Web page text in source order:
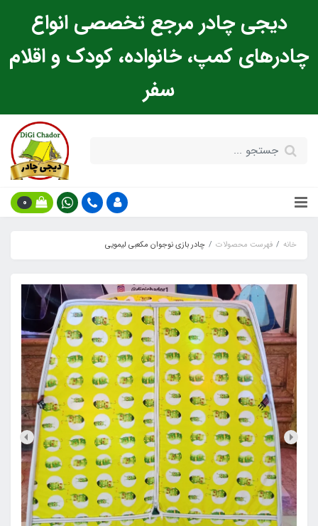
دیجی چادر مرجع تخصصی انواع
چادرهای کمپ، خانواده، کودک و اقلام
سفر
0
خانه فهرست محصولات چادر بازی نوجوان مکعبی لیمویی